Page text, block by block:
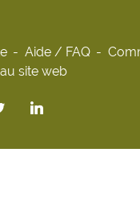
Aide / FAQ
site web